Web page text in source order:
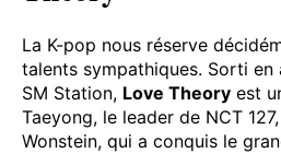
La K-pop nous réserve
talents sympathiques. Sorti
SM Station, Love Theory est
Taeyong, le leader de NCT
Wonstein, qui a conquis le